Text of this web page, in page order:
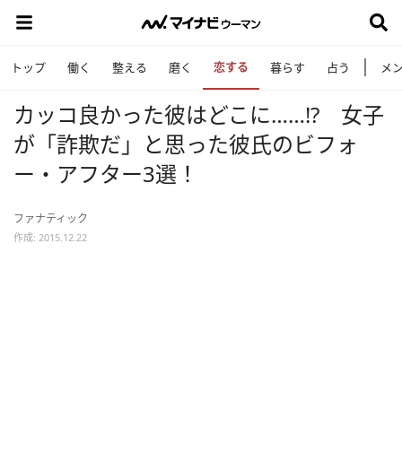
トップ 働く 整える 磨く 恋する 暮らす 占う メ
カッコ良かった彼はどこに……!? 女子
が「詐欺だ」と思った彼氏のビフォ
ー・アフター3選！
ファナティック
作成: 2015.12.22